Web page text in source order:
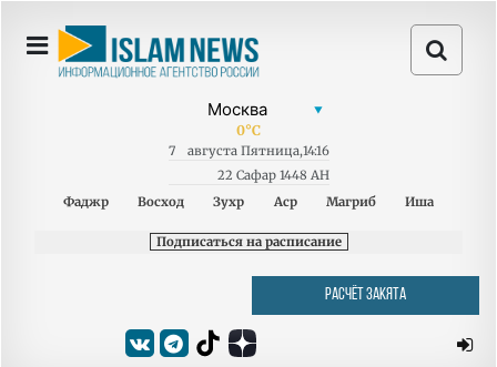
0°C
7 августа Пятница,14:16
22 Сафар 1448 AH
Фаджр
Восход Зухр Аср Магриб Иша
Подписаться на расписание
РАСЧЁТ ЗАКЯТА